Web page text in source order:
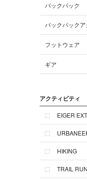
バックパック
バックパック
フットウェア
ギア
アクティビティ
EIGER
HIKING
TRAIL